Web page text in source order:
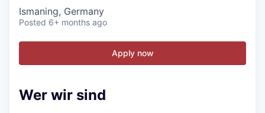
Ismaning, Germany
Posted 6+ months ago
Apply now
Wer wir sind